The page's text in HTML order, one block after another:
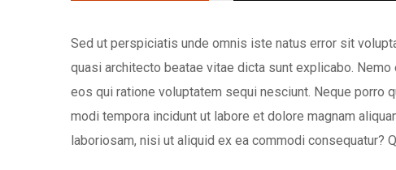
Sed ut perspiciatis unde omnis iste natus error sit
quasi architecto beatae vitae dicta sunt explicabo.
eos qui ratione voluptatem sequi nesciunt. Neque porro
modi tempora incidunt ut labore et dolore magnam
laboriosam, nisi ut aliquid ex ea commodi consequatur?